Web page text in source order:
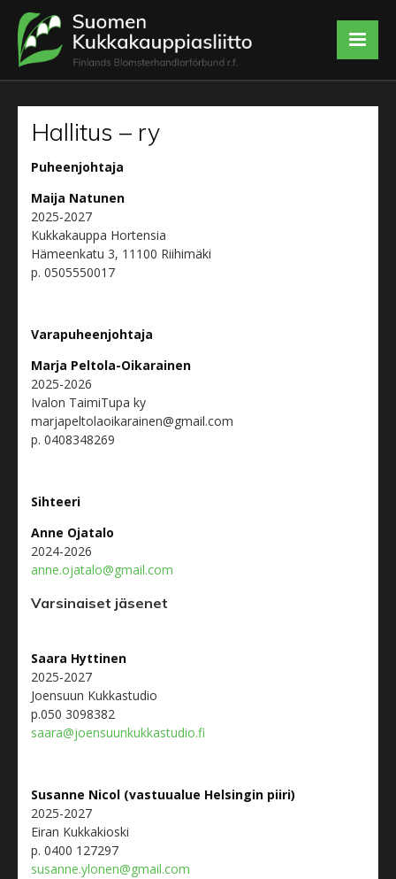
Hallitus – ry
Puheenjohtaja
Maija Natunen
2025-2027
Kukkakauppa Hortensia
Hämeenkatu 3, 11100 Riihimäki
p. 0505550017
Varapuheenjohtaja
Marja Peltola-Oikarainen
2025-2026
Ivalon TaimiTupa ky
marjapeltolaoikarainen@gmail.com
p. 0408348269
Sihteeri
Anne Ojatalo
2024-2026
anne.ojatalo@gmail.com
Varsinaiset jäsenet
Saara Hyttinen
2025-2027
Joensuun Kukkastudio
p.050 3098382
saara@joensuunkukkastudio.fi
Susanne Nicol (vastuualue Helsingin piiri)
2025-2027
Eiran Kukkakioski
p. 0400 127297
susanne.ylonen@gmail.com